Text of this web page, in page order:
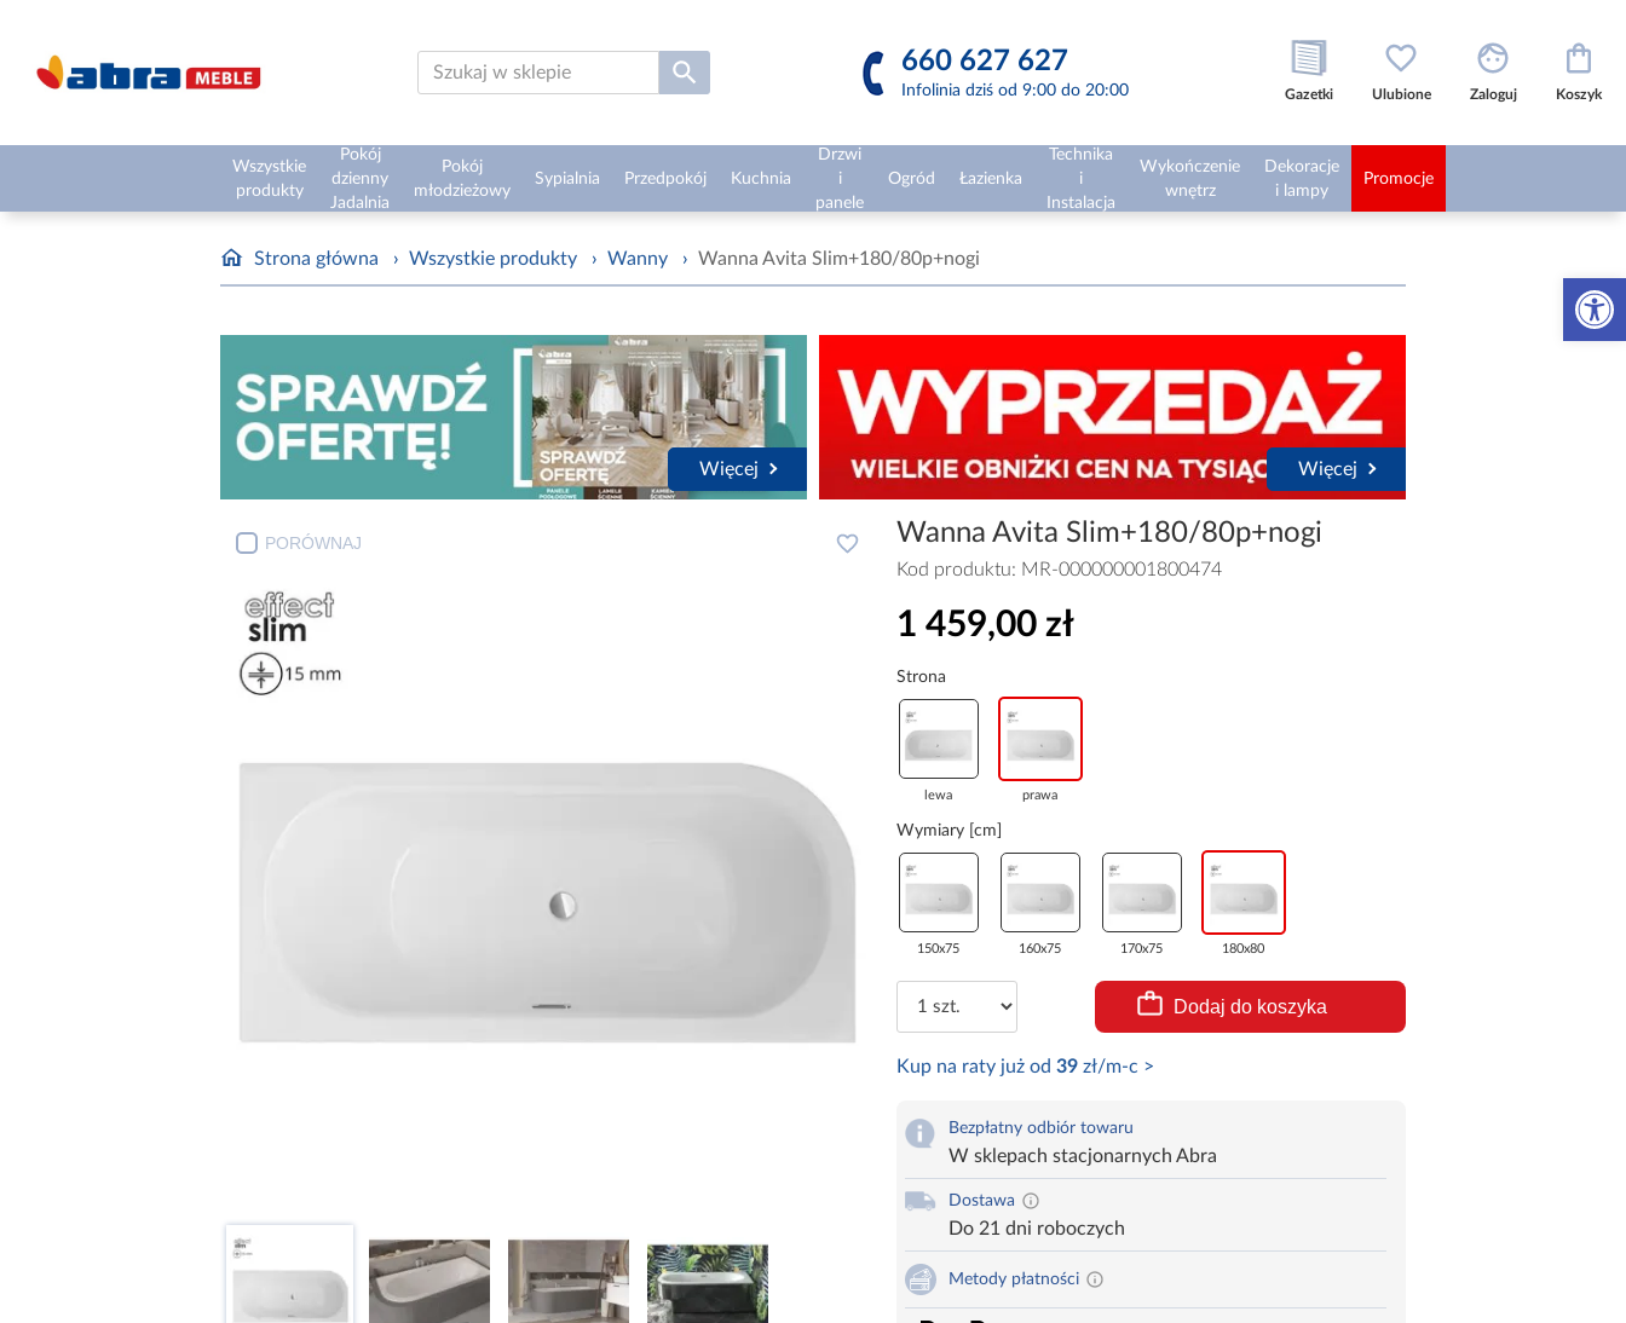
Otwórz
660 627 627
Infolinia dziś od 9:00 do 20:00 Gazetki Ulubione Zaloguj Koszyk
Wszystkie
produkty
Pokój
dzienny
Jadalnia
Pokój
młodzieżowy
Sypialnia Przedpokój Kuchnia
Drzwi
i
panele
Ogród Łazienka
Technika
i
Instalacja
Wykończenie
wnętrz
Dekoracje
i lampy
Promocje
Strona główna › Wszystkie produkty › Wanny › Wanna Avita Slim+180/80p+nogi
Więcej Więcej
PORÓWNAJ Wanna Avita Slim+180/80p+nogi
Kod produktu: MR-000000001800474
1 459,00 zł
Strona
lewa prawa
Wymiary [cm]
150x75 160x75 170x75 180x80
Dodaj do koszyka
Kup na raty już od 39zł/m-c >
Bezpłatny odbiór towaru
W sklepach stacjonarnych Abra
Dostawa
Do 21 dni roboczych
Metody płatności